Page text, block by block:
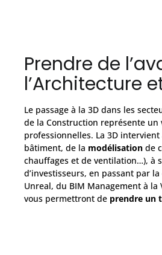
Prendre de
l’Architecture
Le passage à la 3D dans les
de la Construction représente
professionnelles. La 3D
bâtiment, de la modélisation de
chauffages et de ventilation…), à
d’investisseurs, en passant par la
Unreal, du BIM Management à la
vous permettront de prendre un